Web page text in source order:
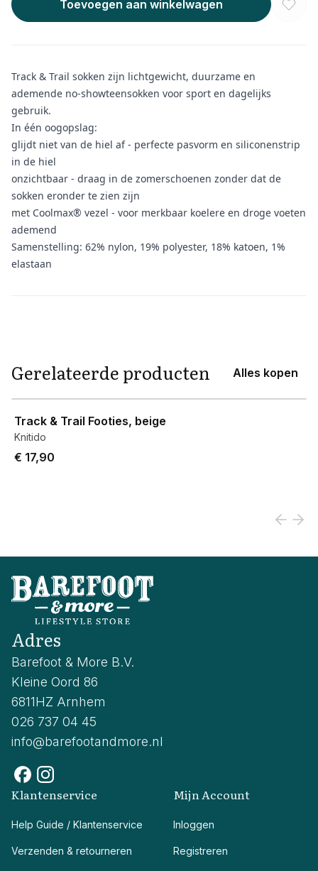
Toevoegen aan winkelwagen
Track & Trail sokken zijn lichtgewicht, duurzame en
ademende no-showteensokken voor sport en dagelijks
gebruik.
In één oogopslag:
glijdt niet van de hiel af - perfecte pasvorm en siliconenstrip
in de hiel
onzichtbaar - draag in de zomerschoenen zonder dat de
sokken eronder te zien zijn
met Coolmax® vezel - voor merkbaar koelere en droge voeten
ademend
Samenstelling: 62% nylon, 19% polyester, 18% katoen, 1%
elastaan
Gerelateerde producten Alles kopen
Track & Trail Footies, beige
Knitido
€ 17,90
Adres
Barefoot & More B.V.
Kleine Oord 86
6811HZ Arnhem
026 737 04 45
info@barefootandmore.nl
Klantenservice
Help Guide / Klantenservice
Verzenden & retourneren
Mijn Account
Inloggen
Registreren